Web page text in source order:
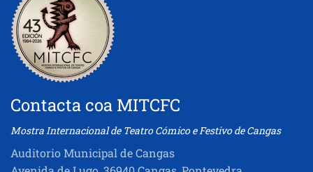
Contacta coa MITCFC
Mostra Internacional de Teatro Cómico e Festivo de Cangas
Auditorio Municipal de Cangas